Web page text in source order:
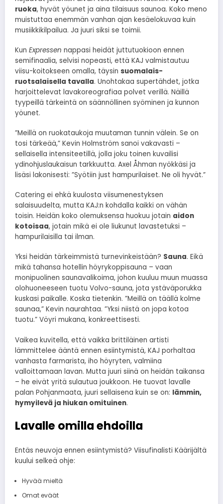
ruoka, hyvät yöunet ja aina tilaisuus saunoa. Koko meno
muistuttaa enemmän vanhan ajan kesäelokuvaa kuin
musiikkikilpailua. Ja juuri siksi se toimii.
Kun Expressen nappasi heidät juttutuokioon ennen
semifinaalia, selvisi nopeasti, että KAJ valmistautuu
viisu-koitokseen omalla, täysin suomalais-
ruotsalaisella tavalla. Unohtakaa supertähdet, jotka
harjoittelevat lavakoreografiaa polvet verillä. Näillä
tyypeillä tärkeintä on säännöllinen syöminen ja kunnon
yöunet.
”Meillä on ruokataukoja muutaman tunnin välein. Se on
tosi tärkeää,” Kevin Holmström sanoi vakavasti –
sellaisella intensiteetillä, jolla joku toinen kuvailisi
ydinohjuslaukaisun tarkkuutta. Axel Åhman nyökkäsi ja
lisäsi lakonisesti: ”Syötiin just hampurilaiset. Ne oli hyvät.”
Catering ei ehkä kuulosta viisumenestyksen
salaisuudelta, mutta KAJ:n kohdalla kaikki on vähän
toisin. Heidän koko olemuksensa huokuu jotain aidon
kotoisaa, jotain mikä ei ole liukunut lavastetuksi –
hampurilaisilla tai ilman.
Yksi heidän tärkeimmistä turnevinkeistään? Sauna. Eikä
mikä tahansa hotellin höyrykoppisauna – vaan
monipuolinen saunavalikoima, johon kuuluu muun muassa
olohuoneeseen tuotu Volvo-sauna, jota ystäväporukka
kuskasi paikalle. Koska tietenkin. ”Meillä on täällä kolme
saunaa,” Kevin naurahtaa. ”Yksi niistä on jopa kotoa
tuotu.” Vöyri mukana, konkreettisesti.
Vaikea kuvitella, että vaikka brittiläinen artisti
lämmittelee ääntä ennen esiintymistä, KAJ porhaltaa
vanhasta farmarista, iho höyryten, valmiina
valloittamaan lavan. Mutta juuri siinä on heidän taikansa
– he eivät yritä sulautua joukkoon. He tuovat lavalle
palan Pohjanmaata, juuri sellaisena kuin se on: lämmin,
hymyilevä ja hiukan omituinen.
Lavalle omilla ehdoilla
Entäs neuvoja ennen esiintymistä? Viisufinalisti Käärijältä
kuului selkeä ohje:
Hyvää mieltä
Omat eväät